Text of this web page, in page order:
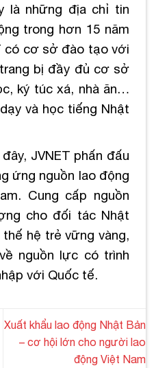
là những địa chỉ tin
trong hơn 15 năm
có cơ sở đào tạo với
bị đầy đủ cơ sở
ký túc xá, nhà ăn…
và học tiếng Nhật
JVNET phấn đấu
ứng nguồn lao động
Cung cấp nguồn
cho đối tác Nhật
hệ trẻ vững vàng,
nguồn lực có trình
với Quốc tế.
Xuất khẩu lao động Nhật Bản
– cơ hội lớn cho người lao
động Việt Nam